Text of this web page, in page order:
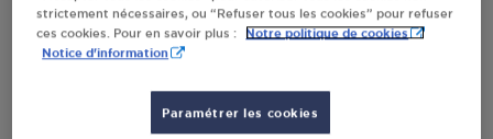
d’informations (dont mon adresse IP) et leur transfert hors UE
par Google Maps afin d’afficher la carte.
En savoir plus
strictement nécessaires, ou “Refuser tous les cookies” pour refuser
ces cookies. Pour en savoir plus :
Notre politique de cookies
Notice d'information
Paramétrer les cookies